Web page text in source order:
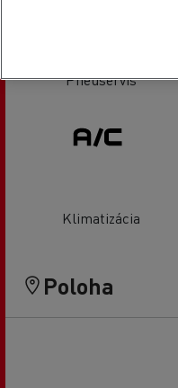
Pneuservis
Klimatizácia
Poloha